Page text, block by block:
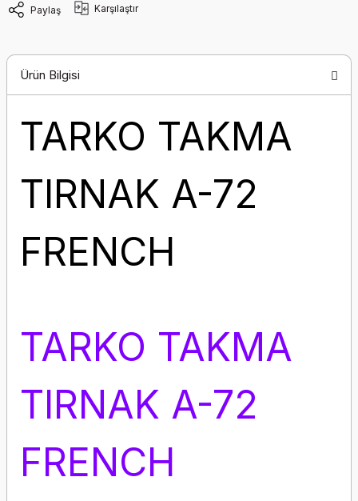
Paylaş Karşılaştır
Ürün Bilgisi
TARKO TAKMA
TIRNAK A-72
FRENCH
TARKO TAKMA
TIRNAK A-72
FRENCH